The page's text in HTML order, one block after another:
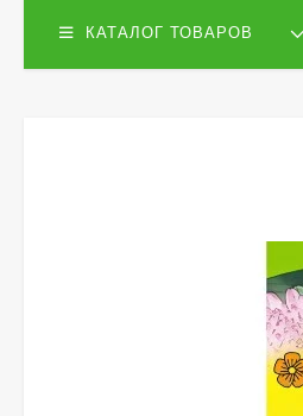
КАТАЛОГ ТОВАРОВ